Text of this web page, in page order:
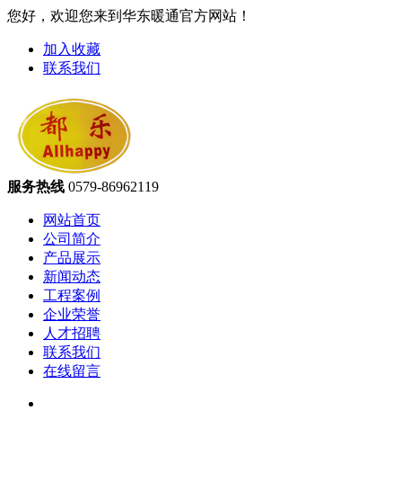
您好，欢迎您来到华东暖通官方网站！
加入收藏
联系我们
服务热线 0579-86962119
网站首页
公司简介
产品展示
新闻动态
工程案例
企业荣誉
人才招聘
联系我们
在线留言